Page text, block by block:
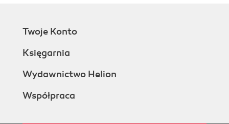
Twoje Konto
Księgarnia
Wydawnictwo Helion
Współpraca